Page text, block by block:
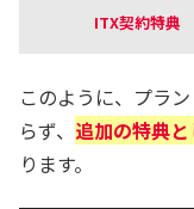
ITX契約特典
このように、プラ
らず、 追加の特典
ります。